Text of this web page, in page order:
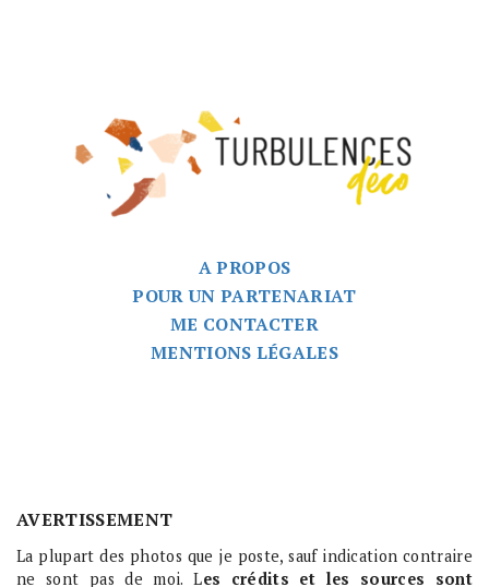
A PROPOS
POUR UN PARTENARIAT
ME CONTACTER
MENTIONS LÉGALES
AVERTISSEMENT
La plupart des photos que je poste, sauf indication contraire
ne sont pas de moi. Les crédits et les sources sont